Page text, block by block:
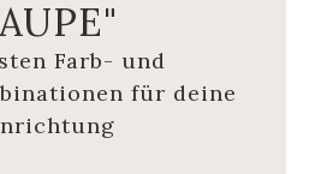
Farb- und
für deine